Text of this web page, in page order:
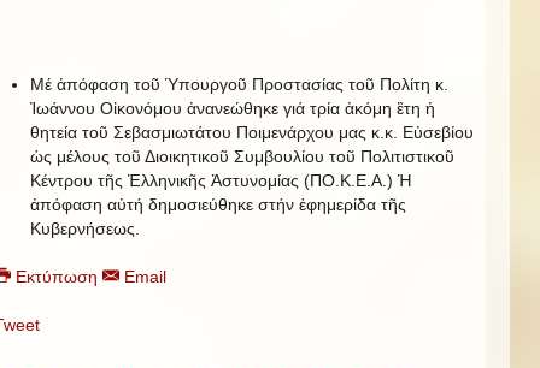
Μέ ἀπόφαση τοῦ Ὑπουργοῦ Προστασίας τοῦ Πολίτη κ.
Ἰωάννου Οἰκονόμου ἀνανεώθηκε γιά τρία ἀκόμη ἒτη ἡ
θητεία τοῦ Σεβασμιωτάτου Ποιμενάρχου μας κ.κ. Εὐσεβίου
ὡς μέλους τοῦ Διοικητικοῦ Συμβουλίου τοῦ Πολιτιστικοῦ
Κέντρου τῆς Ἑλληνικῆς Ἀστυνομίας (ΠΟ.Κ.Ε.Α.) Ἡ
ἀπόφαση αὐτή δημοσιεύθηκε στήν ἐφημερίδα τῆς
Κυβερνήσεως.
Εκτύπωση Email